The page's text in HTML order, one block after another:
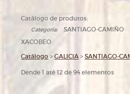
Catálogo de produtos:
Categoría:SANTIAGO-CAMIÑO
XACOBEO
Catálogo > GALICIA > SANTIAGO-
Dende 1 até 12 de 94 elementos